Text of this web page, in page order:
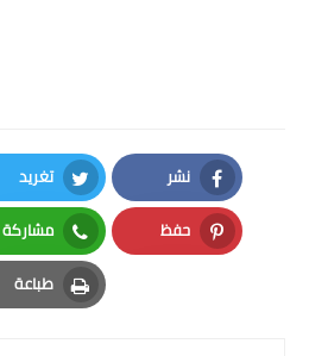
نشر
Facebook
تغريد
Twitter
حفظ
Pinterest
مشاركة
Whatsapp
طباعة
Print